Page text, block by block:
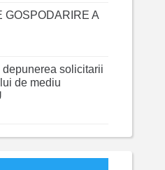
GOSPODARIRE A
solicitarii
de mediu